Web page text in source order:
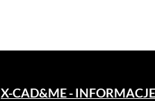
X-CAD&ME -